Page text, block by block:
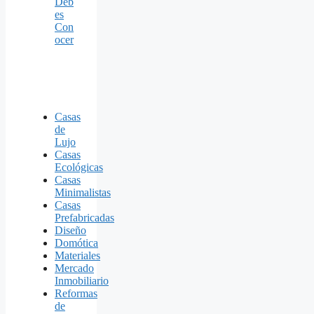
es
Con
ocer
Casas
de
Lujo
Casas
Ecológicas
Casas
Minimalistas
Casas
Prefabricadas
Diseño
Domótica
Materiales
Mercado
Inmobiliario
Reformas
de